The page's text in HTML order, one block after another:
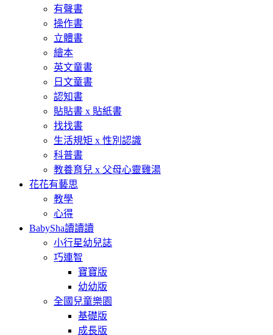
有聲書
操作書
立體書
繪本
英文童書
日文童書
認知書
貼貼書 x 貼紙書
找找書
生活規矩 x 性別認識
科普書
教養育兒 x 父母心靈雞湯
花花有藝思
教學
心得
BabySha讀讀讀
小行星幼兒誌
巧連智
寶寶版
幼幼版
全國兒童樂園
基礎版
成長版